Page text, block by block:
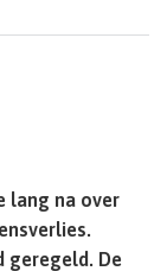
lang na over
geregeld. De